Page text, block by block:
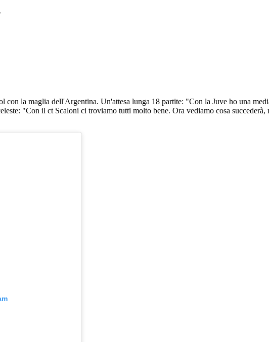
la maglia dell'Argentina. Un'attesa lunga 18 partite: "Con la Juve ho una
"Con il ct Scaloni ci troviamo tutti molto bene. Ora vediamo cosa